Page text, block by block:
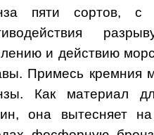
пяти сортов, с
и действию
Примесь кремния
Как материал
она вытесняет